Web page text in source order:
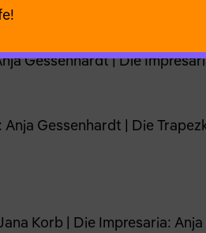
Gessenhardt | Die
Gessenhardt | Die
Korb | Die Impresaria: